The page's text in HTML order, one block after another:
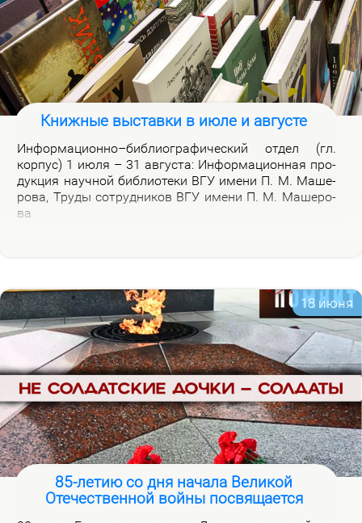
Книжные выставки в июле и августе
Ин­фор­ма­ци­он­но–биб­лио­гра­фи­че­ский от­дел (гл.
кор­пус) 1 июля – 31 ав­гу­ста: Ин­фор­ма­ци­он­ная про­
дук­ция на­уч­ной биб­лио­те­ки ВГУ име­ни П. М. Ма­ше­
ро­ва, Тру­ды со­труд­ни­ков ВГУ име­ни П. М. Ма­ше­ро­
ва
18 июня
85-летию со дня начала Великой
Отечественной войны посвящается